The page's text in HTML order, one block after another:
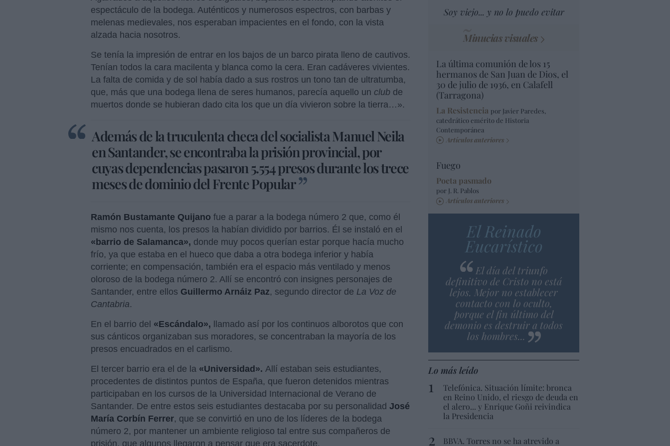
espectáculo de la bodega. Auténticos y numerosos espectros, con barbas y
melenas medievales, nos esperaban impacientes en el fondo, con la vista
alzada hacia nosotros.
Se tenía la impresión de entrar en los bajos de un barco pirata lleno de cautivos.
Tenían todos la cara macilenta y blanca como la cera. Eran cadáveres vivientes.
La falta de comida y de sol había dado a sus rostros un tono tan de ultratumba,
que, más que una bodega llena de seres humanos, parecía aquello un club de
muertos donde se hubieran dado cita los que un día vivieron sobre la tierra…».
Además de la truculenta checa del socialista Manuel Neila
en Santander, se encontraba la prisión provincial, por
cuyas dependencias pasaron 5.554 presos durante los trece
meses de dominio del Frente Popular
Ramón Bustamante Quijano fue a parar a la bodega número 2 que, como él
mismo nos cuenta, los presos la habían dividido por barrios. Él se instaló en el
«barrio de Salamanca», donde muy pocos querían estar porque hacía mucho
frío, ya que estaba en el hueco que daba a otra bodega inferior y había
corriente; en compensación, también era el espacio más ventilado y menos
oloroso de la bodega número 2. Allí se encontró con insignes personajes de
Santander, entre ellos Guillermo Arnáiz Paz, segundo director de La Voz de
Cantabria.
En el barrio del «Escándalo», llamado así por los continuos alborotos que con
sus cánticos organizaban sus moradores, se concentraban la mayoría de los
presos encuadrados en el carlismo.
El tercer barrio era el de la «Universidad». Allí estaban seis estudiantes,
procedentes de distintos puntos de España, que fueron detenidos mientras
participaban en los cursos de la Universidad Internacional de Verano de
Santander. De entre estos seis estudiantes destacaba por su personalidad José
María Corbín Ferrer, que se convirtió en uno de los líderes de la bodega
número 2, por mantener un ambiente religioso tal entre sus compañeros de
prisión, que algunos llegaron a pensar que era sacerdote.
Soy viejo... y no lo puedo evitar
Minucias visuales
La última comunión de los 15
hermanos de San Juan de Dios, el
30 de julio de 1936, en Calafell
(Tarragona)
La Resistencia por Javier Paredes,
catedrático emérito de Historia
Contemporánea
Artículos anteriores
Fuego
Poeta pasmado
por J. R. Pablos
Artículos anteriores
El Reinado
Eucarístico
El día del triunfo
definitivo de Cristo no está
lejos. Mejor no establecer
contacto con lo oculto,
porque el fin último del
demonio es destruir a todos
los hombres...
Lo más leído
Telefónica. Situación límite: bronca
en Reino Unido, el riesgo de deuda en
el alero... y Enrique Goñi reivindica
la Presidencia
BBVA. Torres no se ha atrevido a